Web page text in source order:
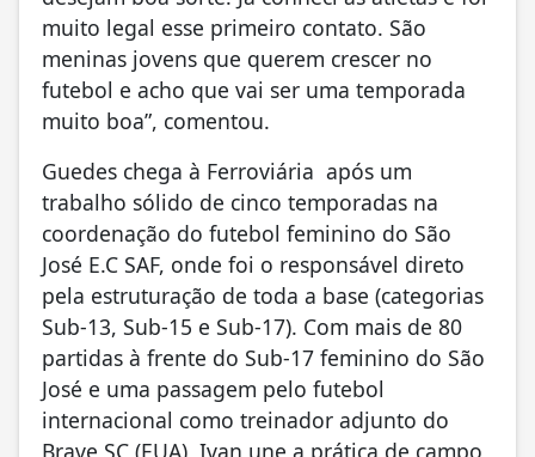
muito legal esse primeiro contato. São
meninas jovens que querem crescer no
futebol e acho que vai ser uma temporada
muito boa”, comentou.
Guedes chega à Ferroviária após um
trabalho sólido de cinco temporadas na
coordenação do futebol feminino do São
José E.C SAF, onde foi o responsável direto
pela estruturação de toda a base (categorias
Sub-13, Sub-15 e Sub-17). Com mais de 80
partidas à frente do Sub-17 feminino do São
José e uma passagem pelo futebol
internacional como treinador adjunto do
Brave SC (EUA), Ivan une a prática de campo